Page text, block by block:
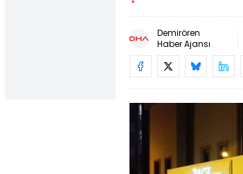
Demirören
Haber Ajansı